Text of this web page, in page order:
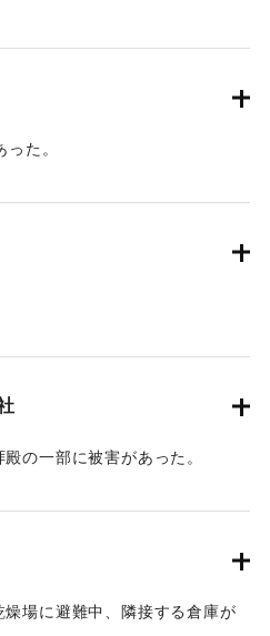
た。
の一部に被害があった。
場に避難中、隣接する倉庫が